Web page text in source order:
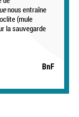
nous entraîne
(mule
la sauvegarde
BnF